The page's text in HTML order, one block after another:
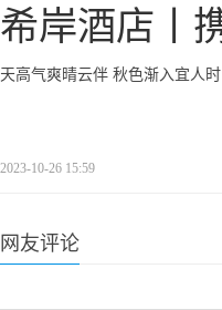
希岸酒店丨
天高气爽晴云伴 秋色渐入宜人时
2023-10-26 15:59
网友评论